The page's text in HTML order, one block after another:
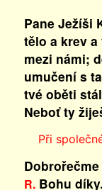
Pane Ježíši
tělo a krev
mezi námi;
umučení s
tvé oběti
Neboť ty
Při
Dobrořečme
R.Bohu díky.